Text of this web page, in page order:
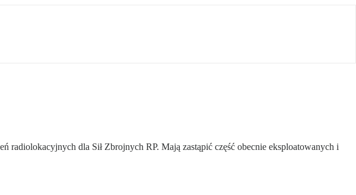
radiolokacyjnych dla Sił Zbrojnych RP. Mają zastąpić część obecnie eksploatowanych i